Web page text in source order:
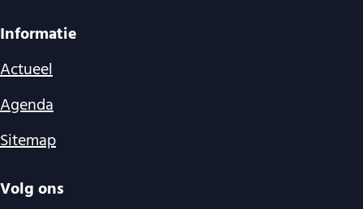
Informatie
Actueel
Agenda
Sitemap
Volg ons